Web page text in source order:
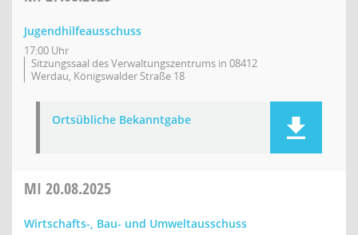
Jugendhilfeausschuss
17:00 Uhr
Sitzungssaal des Verwaltungszentrums in 08412
Werdau, Königswalder Straße 18
Ortsübliche Bekanntgabe
MI 20.08.2025
Wirtschafts-, Bau- und Umweltausschuss